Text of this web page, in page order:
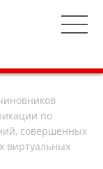
по
совершенных
виртуальных